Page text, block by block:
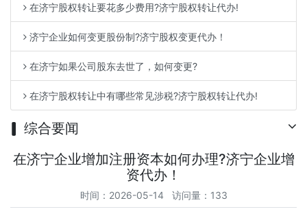
在济宁股权转让要花多少费用?济宁股权转让代办!
济宁企业如何变更股份制?济宁股权变更代办！
在济宁如果公司股东去世了，如何变更?
在济宁股权转让中有哪些常见涉税?济宁股权转让代办!
综合要闻
在济宁企业增加注册资本如何办理?济宁企业增
资代办！
时间：2026-05-14 访问量：133